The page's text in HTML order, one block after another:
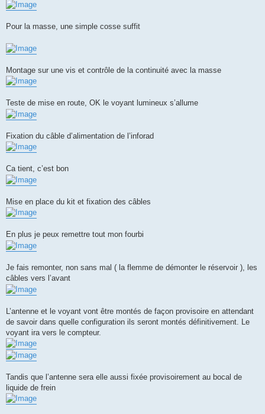
Pour la masse, une simple cosse suffit
Montage sur une vis et contrôle de la continuité avec la masse
Teste de mise en route, OK le voyant lumineux s’allume
Fixation du câble d’alimentation de l’inforad
Ca tient, c’est bon
Mise en place du kit et fixation des câbles
En plus je peux remettre tout mon fourbi
Je fais remonter, non sans mal ( la flemme de démonter le réservoir ), les
câbles vers l’avant
L’antenne et le voyant vont être montés de façon provisoire en attendant
de savoir dans quelle configuration ils seront montés définitivement. Le
voyant ira vers le compteur.
Tandis que l’antenne sera elle aussi fixée provisoirement au bocal de
liquide de frein